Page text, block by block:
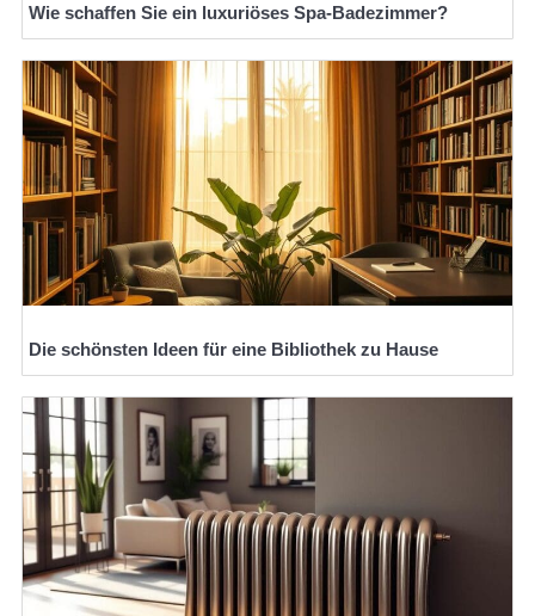
Wie schaffen Sie ein luxuriöses Spa-Badezimmer?
Die schönsten Ideen für eine Bibliothek zu Hause